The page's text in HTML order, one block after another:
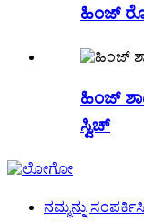
ಹಿಂಜ್
ಹಿಂಜ್
ಸ್ವಿಚ್
ನಮ್ಮನ್ನು ಸಂಪರ್ಕಿಸಿ